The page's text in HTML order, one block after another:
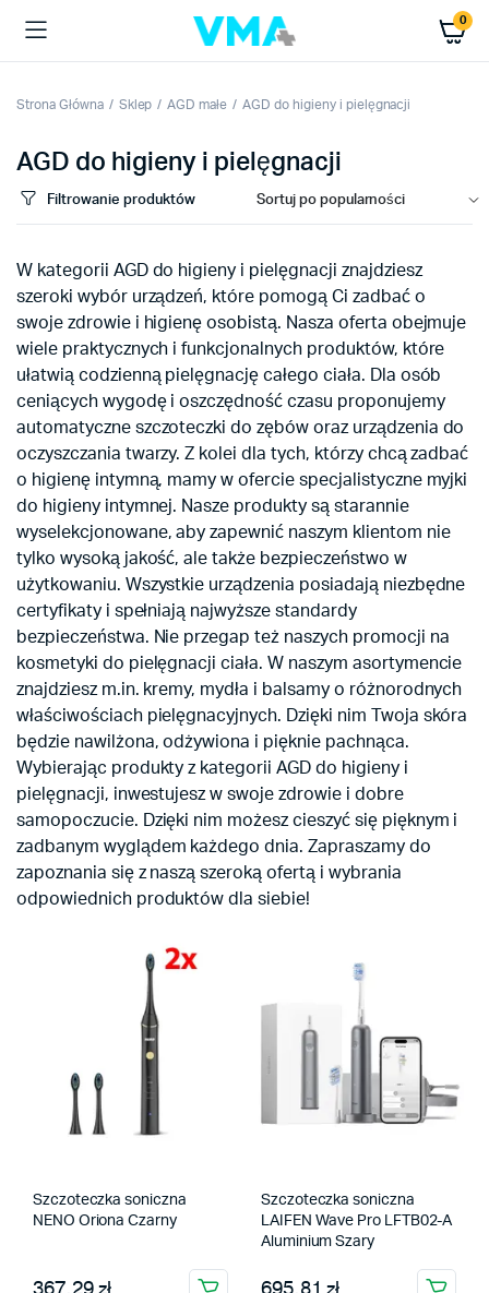
0
Strona Główna Sklep AGD małe AGD do higieny i pielęgnacji
AGD do higieny i pielęgnacji
Filtrowanie produktów
W kategorii AGD do higieny i pielęgnacji znajdziesz
szeroki wybór urządzeń, które pomogą Ci zadbać o
swoje zdrowie i higienę osobistą. Nasza oferta obejmuje
wiele praktycznych i funkcjonalnych produktów, które
ułatwią codzienną pielęgnację całego ciała. Dla osób
ceniących wygodę i oszczędność czasu proponujemy
automatyczne szczoteczki do zębów oraz urządzenia do
oczyszczania twarzy. Z kolei dla tych, którzy chcą zadbać
o higienę intymną, mamy w ofercie specjalistyczne myjki
do higieny intymnej. Nasze produkty są starannie
wyselekcjonowane, aby zapewnić naszym klientom nie
tylko wysoką jakość, ale także bezpieczeństwo w
użytkowaniu. Wszystkie urządzenia posiadają niezbędne
certyfikaty i spełniają najwyższe standardy
bezpieczeństwa. Nie przegap też naszych promocji na
kosmetyki do pielęgnacji ciała. W naszym asortymencie
znajdziesz m.in. kremy, mydła i balsamy o różnorodnych
właściwościach pielęgnacyjnych. Dzięki nim Twoja skóra
będzie nawilżona, odżywiona i pięknie pachnąca.
Wybierając produkty z kategorii AGD do higieny i
pielęgnacji, inwestujesz w swoje zdrowie i dobre
samopoczucie. Dzięki nim możesz cieszyć się pięknym i
zadbanym wyglądem każdego dnia. Zapraszamy do
zapoznania się z naszą szeroką ofertą i wybrania
odpowiednich produktów dla siebie!
Szczoteczka soniczna
NENO Oriona Czarny
Szczoteczka soniczna
LAIFEN Wave Pro LFTB02-A
Aluminium Szary